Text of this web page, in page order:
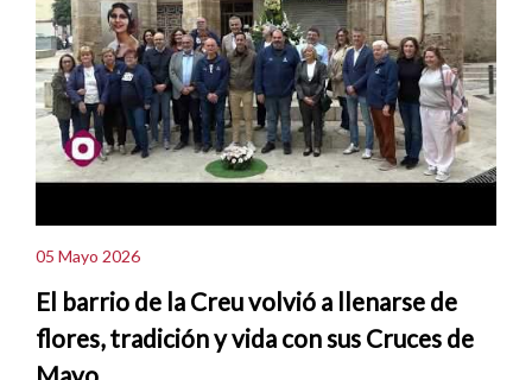
05 Mayo 2026
El barrio de la Creu volvió a llenarse de
flores, tradición y vida con sus Cruces de